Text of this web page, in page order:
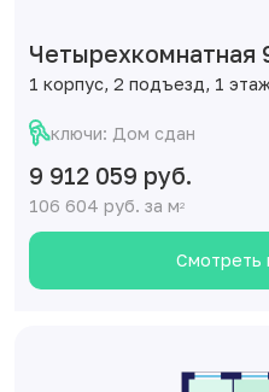
Четырехкомнатная
1 корпус, 2 подъезд, 1
ключи: Дом сдан
9 912 059 руб.
106 604 руб. за м2
Смотреть